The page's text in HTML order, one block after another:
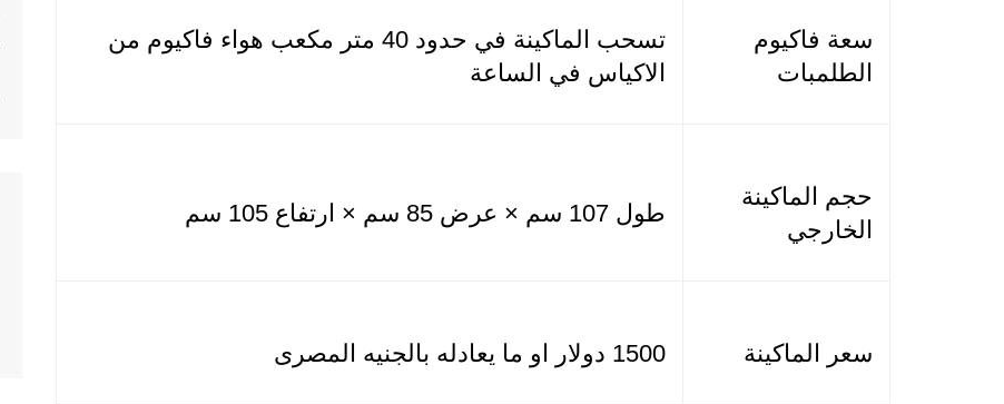
سعة فاكيوم
الطلمبات
تسحب الماكينة في حدود 40 متر مكعب هواء فاكيوم من
الاكياس في الساعة
حجم الماكينة
الخارجي
طول 107 سم × عرض 85 سم × ارتفاع 105 سم
سعر الماكينة 1500 دولار او ما يعادله بالجنيه المصرى